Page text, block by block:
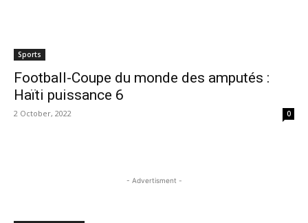
Sports
Football-Coupe du monde des amputés :
Haïti puissance 6
2 October, 2022 0
- Advertisment -